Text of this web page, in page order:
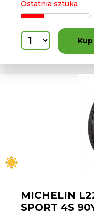
Ostatnia sztuka
Kup
MICHELIN
SPORT 4S